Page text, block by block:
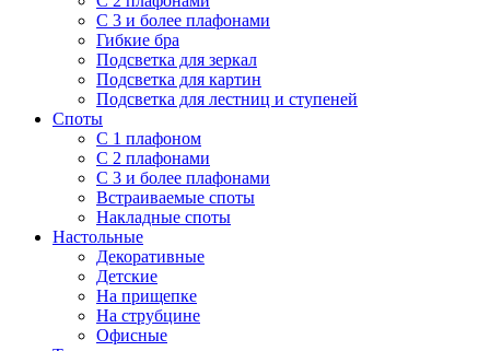
С 3 и более плафонами
Гибкие бра
Подсветка для зеркал
Подсветка для картин
Подсветка для лестниц и ступеней
Споты
С 1 плафоном
С 2 плафонами
С 3 и более плафонами
Встраиваемые споты
Накладные споты
Настольные
Декоративные
Детские
На прищепке
На струбцине
Офисные